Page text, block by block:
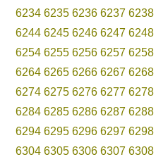
6234 6235 6236 6237 6238
6244 6245 6246 6247 6248
6254 6255 6256 6257 6258
6264 6265 6266 6267 6268
6274 6275 6276 6277 6278
6284 6285 6286 6287 6288
6294 6295 6296 6297 6298
6304 6305 6306 6307 6308